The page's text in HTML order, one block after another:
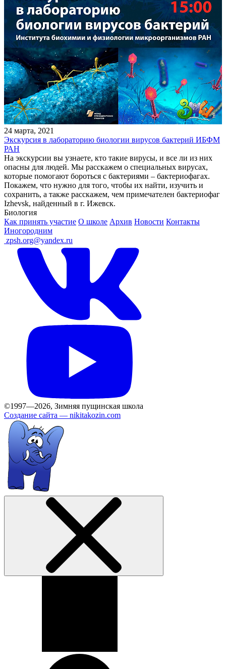
24 марта, 2021
Экскурсия в лабораторию биологии вирусов бактерий ИБФМ
РАН
На экскурсии вы узнаете, кто такие вирусы, и все ли из них
опасны для людей. Мы расскажем о специальных вирусах,
которые помогают бороться с бактериями – бактериофагах.
Покажем, что нужно для того, чтобы их найти, изучить и
сохранить, а также расскажем, чем примечателен бактериофаг
Izhevsk, найденный в г. Ижевск.
Биология
Как принять участие О школе Архив Новости Контакты
Иногородним
zpsh.org@yandex.ru
©1997—2026, Зимняя пущинская школа
Создание сайта — nikitakozin.com